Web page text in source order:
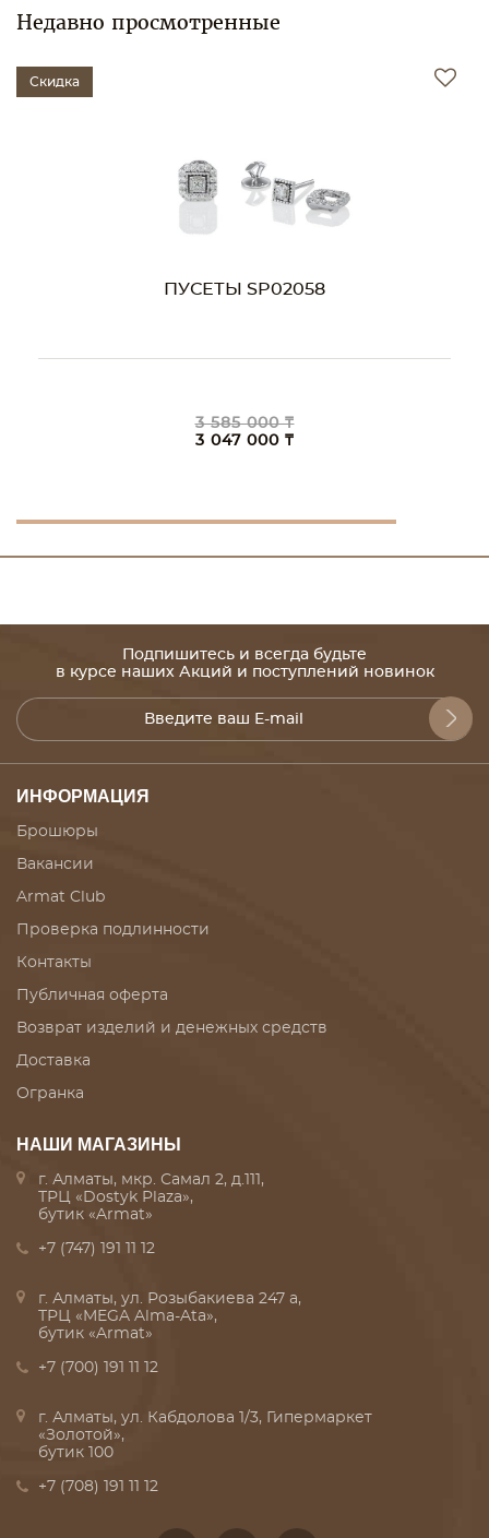
Недавно просмотренные
Скидка
ПУСЕТЫ SP02058
3 585 000 ₸
3 047 000 ₸
Подпишитесь и всегда будьте
в курсе наших Акций и поступлений новинок
ИНФОРМАЦИЯ
Брошюры
Вакансии
Armat Club
Проверка подлинности
Контакты
Публичная оферта
Возврат изделий и денежных средств
Доставка
Огранка
НАШИ МАГАЗИНЫ
г. Алматы, мкр. Самал 2, д.111,
ТРЦ «Dostyk Plaza»,
бутик «Armat»
+7 (747) 191 11 12
г. Алматы, ул. Розыбакиева 247 а,
ТРЦ «MEGA Alma-Ata»,
бутик «Armat»
+7 (700) 191 11 12
г. Алматы, ул. Кабдолова 1/3, Гипермаркет
«Золотой»,
бутик 100
+7 (708) 191 11 12